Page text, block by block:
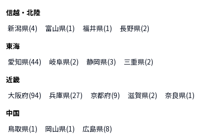
信越・北陸
新潟県(4) 富山県(1) 福井県(1) 長野県(2)
東海
愛知県(44) 岐阜県(2) 静岡県(3) 三重県(2)
近畿
大阪府(94) 兵庫県(27) 京都府(9) 滋賀県(2) 奈良県(1)
中国
鳥取県(1) 岡山県(1) 広島県(8)